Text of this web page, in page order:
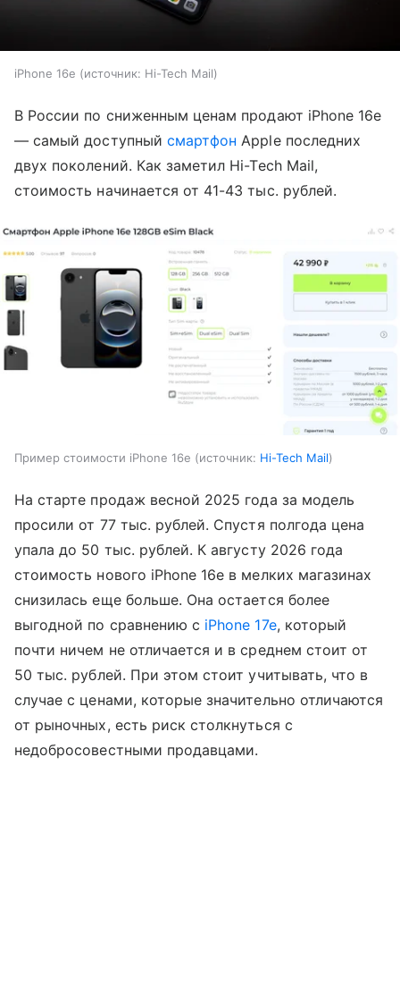
iPhone 16e источник: Hi-Tech Mail
В России по сниженным ценам продают iPhone 16e
— самый доступный смартфон Apple последних
двух поколений. Как заметил Hi-Tech Mail,
стоимость начинается от 41-43 тыс. рублей.
Пример стоимости iPhone 16e источник: Hi-Tech Mail
На старте продаж весной 2025 года за модель
просили от 77 тыс. рублей. Спустя полгода цена
упала до 50 тыс. рублей. К августу 2026 года
стоимость нового iPhone 16e в мелких магазинах
снизилась еще больше. Она остается более
выгодной по сравнению с iPhone 17e, который
почти ничем не отличается и в среднем стоит от
50 тыс. рублей. При этом стоит учитывать, что в
случае с ценами, которые значительно отличаются
от рыночных, есть риск столкнуться с
недобросовестными продавцами.